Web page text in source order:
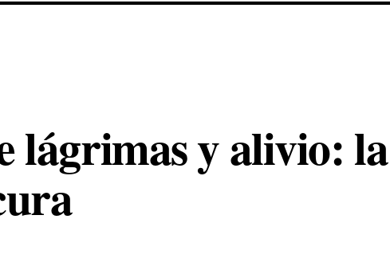
lágrimas y alivio: